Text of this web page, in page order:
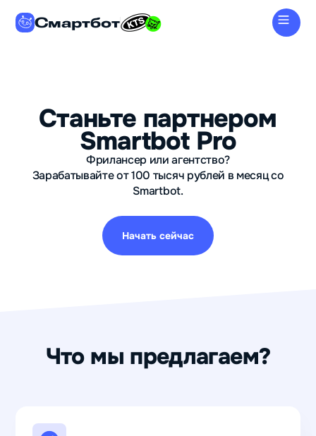
Смартбот
Станьте партнером
Smartbot Pro
Фрилансер или агентство?
Зарабатывайте от 100 тысяч рублей в месяц со
Smartbot.
Начать сейчас
Что мы предлагаем?